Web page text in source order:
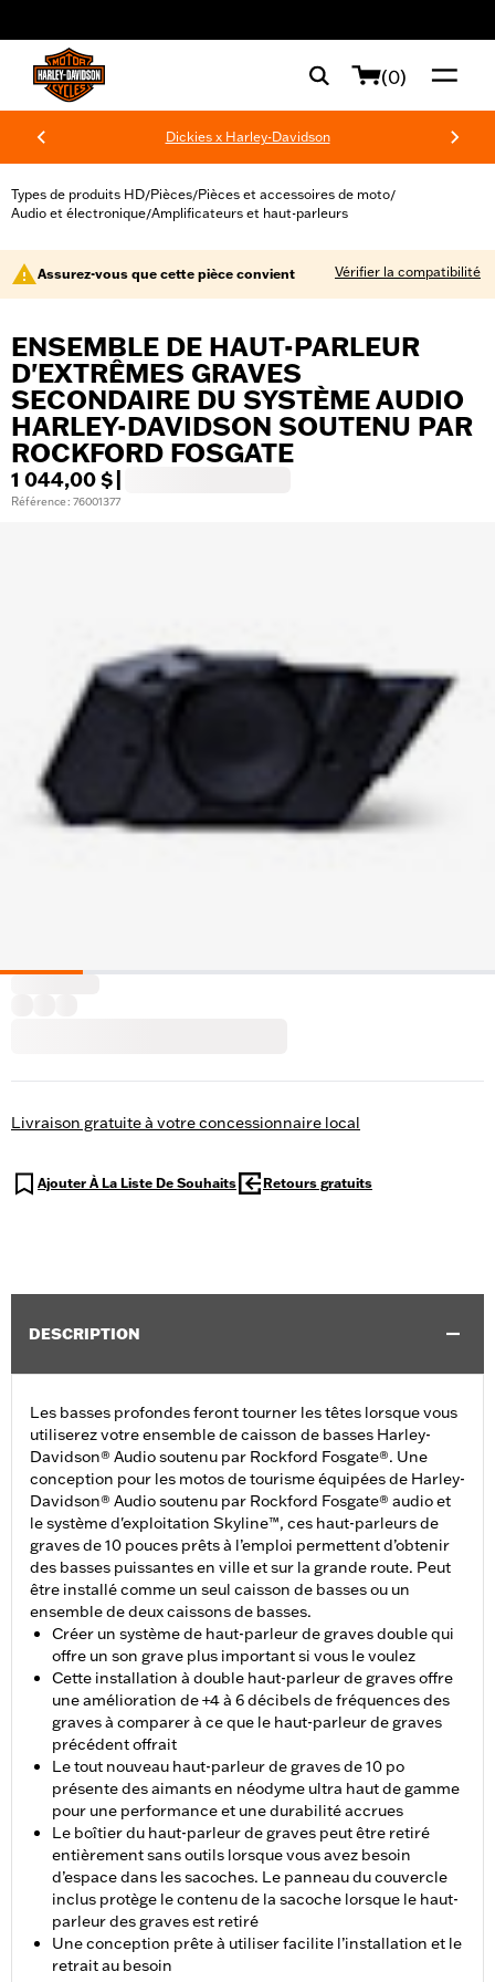
(0)
Dickies x Harley-Davidson
Types de produits HD/Pièces/Pièces et accessoires de moto/
Audio et électronique/Amplificateurs et haut-parleurs
Assurez-vous que cette pièce convient Vérifier la compatibilité
ENSEMBLE DE HAUT-PARLEUR
D'EXTRÊMES GRAVES
SECONDAIRE DU SYSTÈME AUDIO
HARLEY-DAVIDSON SOUTENU PAR
ROCKFORD FOSGATE
1 044,00 $
Référence : 76001377
Livraison gratuite à votre concessionnaire local
Ajouter À La Liste De Souhaits Retours gratuits
DESCRIPTION
Les basses profondes feront tourner les têtes lorsque vous
utiliserez votre ensemble de caisson de basses Harley-
Davidson® Audio soutenu par Rockford Fosgate®. Une
conception pour les motos de tourisme équipées de Harley-
Davidson® Audio soutenu par Rockford Fosgate® audio et
le système d'exploitation Skyline™, ces haut-parleurs de
graves de 10 pouces prêts à l’emploi permettent d’obtenir
des basses puissantes en ville et sur la grande route. Peut
être installé comme un seul caisson de basses ou un
ensemble de deux caissons de basses.
Créer un système de haut-parleur de graves double qui
offre un son grave plus important si vous le voulez
Cette installation à double haut-parleur de graves offre
une amélioration de +4 à 6 décibels de fréquences des
graves à comparer à ce que le haut-parleur de graves
précédent offrait
Le tout nouveau haut-parleur de graves de 10 po
présente des aimants en néodyme ultra haut de gamme
pour une performance et une durabilité accrues
Le boîtier du haut-parleur de graves peut être retiré
entièrement sans outils lorsque vous avez besoin
d’espace dans les sacoches. Le panneau du couvercle
inclus protège le contenu de la sacoche lorsque le haut-
parleur des graves est retiré
Une conception prête à utiliser facilite l’installation et le
retrait au besoin